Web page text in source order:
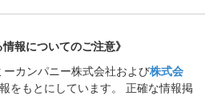
情報についてのご注意》
カンパニー株式会社および株式会
をもとにしています。 正確な情報掲